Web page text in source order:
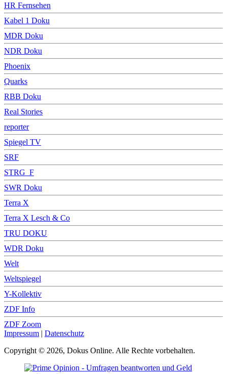
HR Fernsehen
Kabel 1 Doku
MDR Doku
NDR Doku
Phoenix
Quarks
RBB Doku
Real Stories
reporter
Spiegel TV
SRF
STRG_F
SWR Doku
Terra X
Terra X Lesch & Co
TRU DOKU
WDR Doku
Welt
Weltspiegel
Y-Kollektiv
ZDF Info
ZDF Zoom
Impressum | Datenschutz
Copyright © 2026, Dokus Online. Alle Rechte vorbehalten.